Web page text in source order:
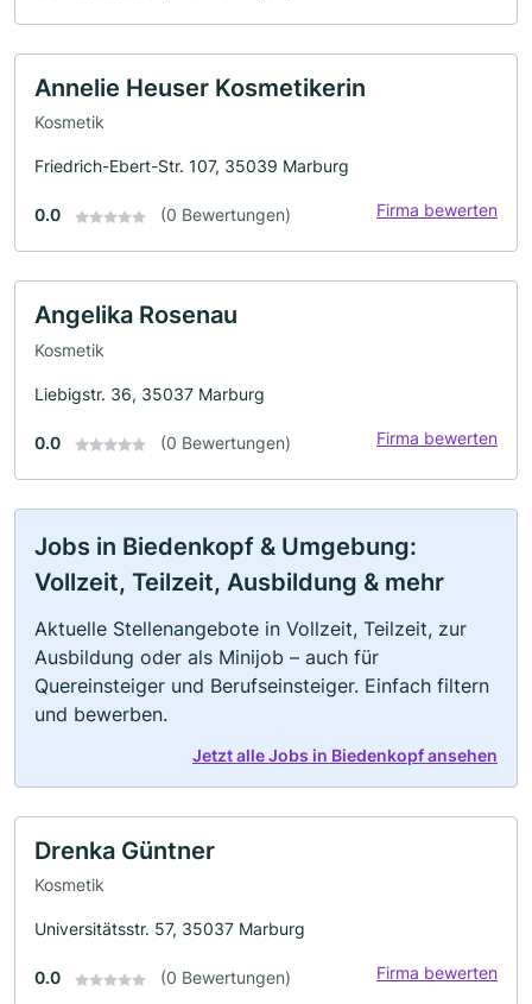
Annelie Heuser Kosmetikerin
Kosmetik
Friedrich-Ebert-Str. 107, 35039 Marburg
0.0 (0 Bewertungen) Firma bewerten
Angelika Rosenau
Kosmetik
Liebigstr. 36, 35037 Marburg
0.0 (0 Bewertungen) Firma bewerten
Jobs in Biedenkopf & Umgebung:
Vollzeit, Teilzeit, Ausbildung & mehr
Aktuelle Stellenangebote in Vollzeit, Teilzeit, zur
Ausbildung oder als Minijob – auch für
Quereinsteiger und Berufseinsteiger. Einfach filtern
und bewerben.
Jetzt alle Jobs in Biedenkopf ansehen
Drenka Güntner
Kosmetik
Universitätsstr. 57, 35037 Marburg
0.0 (0 Bewertungen) Firma bewerten